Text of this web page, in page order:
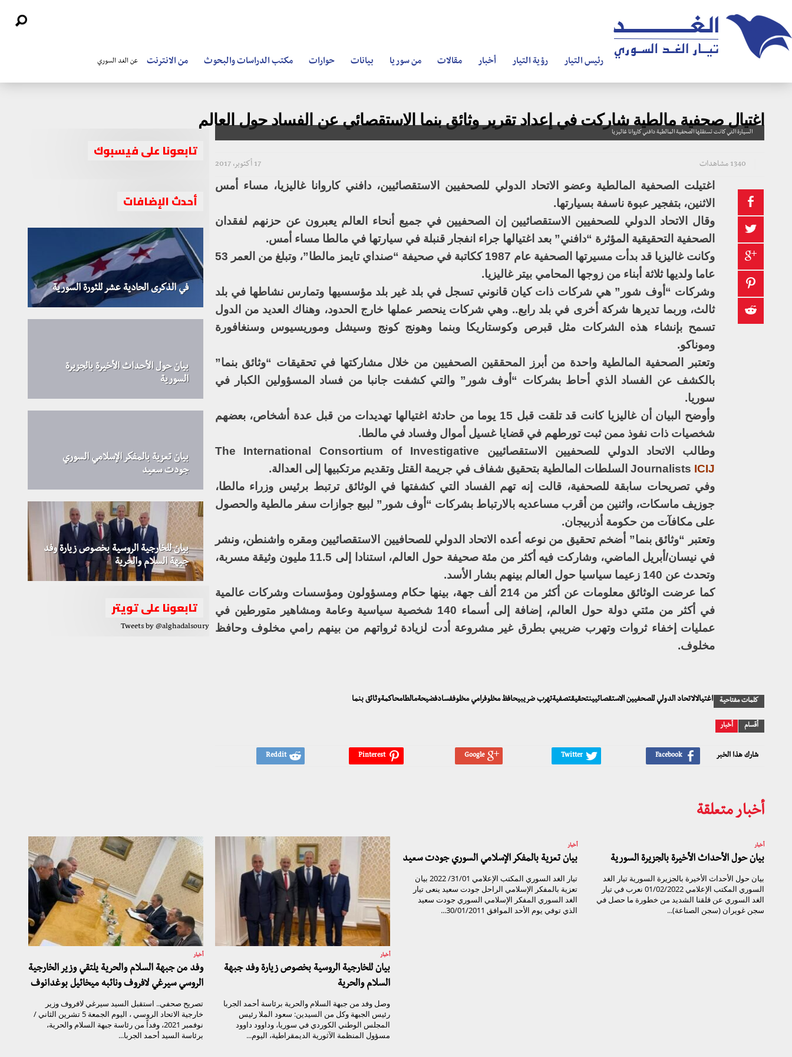
رئيس التيار رؤية التيار أخبار مقالات من سوريا بيانات حوارات مكتب الدراسات والبحوث من الانترنت عن الغد السوري
اغتيال صحفية مالطية شاركت في إعداد تقرير وثائق بنما الاستقصائي عن الفساد حول العالم
السيارة التي كانت تستقلها الصحفية المالطية دافني كاروانا غاليزيا
17 أكتوبر، 2017 1340 مشاهدات
اغتيلت الصحفية المالطية وعضو الاتحاد الدولي للصحفيين الاستقصائيين، دافني كاروانا غاليزيا، مساء أمس
الاثنين، بتفجير عبوة ناسفة بسيارتها.
وقال الاتحاد الدولي للصحفيين الاستقصائيين إن الصحفيين في جميع أنحاء العالم يعبرون عن حزنهم لفقدان
الصحفية التحقيقية المؤثرة “دافني” بعد اغتيالها جراء انفجار قنبلة في سيارتها في مالطا مساء أمس.
وكانت غاليزيا قد بدأت مسيرتها الصحفية عام 1987 ككاتبة في صحيفة “صنداي تايمز مالطا”، وتبلغ من العمر 53
عاما ولديها ثلاثة أبناء من زوجها المحامي بيتر غاليزيا.
وشركات “أوف شور” هي شركات ذات كيان قانوني تسجل في بلد غير بلد مؤسسيها وتمارس نشاطها في بلد
ثالث، وربما تديرها شركة أخرى في بلد رابع.. وهي شركات ينحصر عملها خارج الحدود، وهناك العديد من الدول
تسمح بإنشاء هذه الشركات مثل قبرص وكوستاريكا وبنما وهونج كونج وسيشل وموريسيوس وسنغافورة
وموناكو.
وتعتبر الصحفية المالطية واحدة من أبرز المحققين الصحفيين من خلال مشاركتها في تحقيقات “وثائق بنما”
بالكشف عن الفساد الذي أحاط بشركات “أوف شور” والتي كشفت جانبا من فساد المسؤولين الكبار في
سوريا.
وأوضح البيان أن غاليزيا كانت قد تلقت قبل 15 يوما من حادثة اغتيالها تهديدات من قبل عدة أشخاص، بعضهم
شخصيات ذات نفوذ ممن ثبت تورطهم في قضايا غسيل أموال وفساد في مالطا.
وطالب الاتحاد الدولي للصحفيين الاستقصائيين The International Consortium of Investigative
Journalists ICIJ
السلطات المالطية بتحقيق شفاف في جريمة القتل وتقديم مرتكبيها إلى العدالة.
وفي تصريحات سابقة للصحفية، قالت إنه تهم الفساد التي كشفتها في الوثائق ترتبط برئيس وزراء مالطا،
جوزيف ماسكات، واثنين من أقرب مساعديه بالارتباط بشركات “أوف شور” لبيع جوازات سفر مالطية والحصول
على مكافآت من حكومة أذربيجان.
وتعتبر “وثائق بنما” أضخم تحقيق من نوعه أعده الاتحاد الدولي للصحافيين الاستقصائيين ومقره واشنطن، ونشر
في نيسان/أبريل الماضي، وشاركت فيه أكثر من مئة صحيفة حول العالم، استنادا إلى 11.5 مليون وثيقة مسربة،
وتحدث عن 140 زعيما سياسيا حول العالم بينهم بشار الأسد.
كما عرضت الوثائق معلومات عن أكثر من 214 ألف جهة، بينها حكام ومسؤولون ومؤسسات وشركات عالمية
في أكثر من مئتي دولة حول العالم، إضافة إلى أسماء 140 شخصية سياسية وعامة ومشاهير متورطين في
عمليات إخفاء ثروات وتهرب ضريبي بطرق غير مشروعة أدت لزيادة ثرواتهم من بينهم رامي مخلوف وحافظ
مخلوف.
كلمات مفتاحية اغتيالالاتحاد الدولي للصحفيين الاستقصائيينتحقيقتصفيةتهرب ضريبيحافظ مخلوفرامي مخلوففسادفضيحةمالطامحاكمةوثائق بنما
أقسام أخبار
شارك هذا الخبر
تابعونا على فيسبوك
أحدث الإضافات
في الذكرى الحادية عشر للثورة السورية
بيان حول الأحداث الأخيرة بالجزيرة
السورية
بيان تعزية بالمفكر الإسلامي السوري
جودت سعيد
بيان للخارجية الروسية بخصوص زيارة وفد
جبهة السلام والحرية
تابعونا على تويتر
Tweets by @alghadalsoury
أخبار متعلقة
أخبار
بيان حول الأحداث الأخيرة بالجزيرة السورية
بيان حول الأحداث الأخيرة بالجزيرة السورية تيار الغد
السوري المكتب الإعلامي 01/02/2022 نعرب في تيار
الغد السوري عن قلقنا الشديد من خطورة ما حصل في
سجن غويران (سجن الصناعة)...
أخبار
بيان تعزية بالمفكر الإسلامي السوري جودت سعيد
تيار الغد السوري المكتب الإعلامي 31/01/ 2022 بيان
تعزية بالمفكر الإسلامي الراحل جودت سعيد ينعى تيار
الغد السوري المفكر الإسلامي السوري جودت سعيد
الذي توفي يوم الأحد الموافق 30/01/2011...
أخبار
بيان للخارجية الروسية بخصوص زيارة وفد جبهة
السلام والحرية
وصل وفد من جبهة السلام والحرية برئاسة أحمد الجربا
رئيس الجبهة وكل من السيدين: سعود الملا رئيس
المجلس الوطني الكوردي في سوريا، وداوود داوود
مسؤول المنظمة الآثورية الديمقراطية، اليوم...
أخبار
وفد من جبهة السلام والحرية يلتقي وزير الخارجية
الروسي سيرغي لافروف ونائبه ميخائيل بوغدانوف
تصريح صحفي.. استقبل السيد سيرغي لافروف وزير
خارجية الاتحاد الروسي ، اليوم الجمعة 5 تشرين الثاني /
نوفمبر 2021، وفداً من رئاسة جبهة السلام والحرية،
برئاسة السيد أحمد الجربا...